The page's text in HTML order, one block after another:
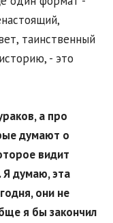
таинственный
- это
а про
думают о
видит
Я думаю, эта
они не
я бы закончил